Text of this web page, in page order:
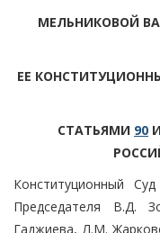
МЕЛЬНИКОВОЙ
ЕЕ
СТАТЬЯМИ 90
Конституционный
Председателя В.Д.
Гаджиева, Л.М.